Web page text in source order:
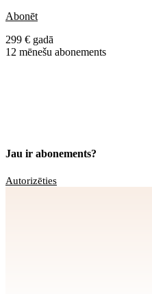
Abonēt
299 € gadā
12 mēnešu abonements
Jau ir abonements?
Autorizēties